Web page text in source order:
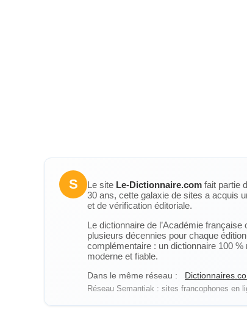
S Le site Le-Dictionnaire.com fait partie
30 ans, cette galaxie de sites a acquis
et de vérification éditoriale.
Le dictionnaire de l’Académie
plusieurs décennies pour chaque
complémentaire : un dictionnaire 100
moderne et fiable.
Dans le même réseau :
Réseau Semantiak : sites francophones en